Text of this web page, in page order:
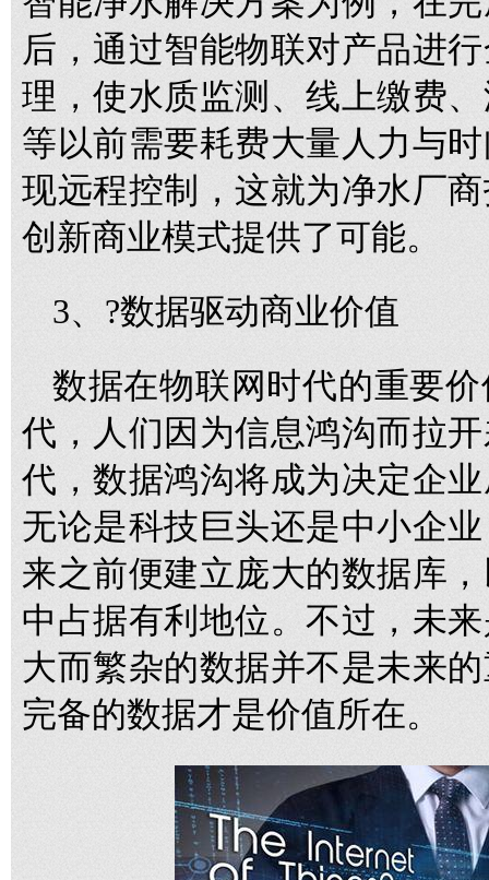
后，通过智能物联对产品进
理，使水质监测、线上缴费
等以前需要耗费大量人力与
现远程控制，这就为净水厂
创新商业模式提供了可能。
3、?数据驱动商业价值
数据在物联网时代的重要
代，人们因为信息鸿沟而拉
代，数据鸿沟将成为决定企
无论是科技巨头还是中小企
来之前便建立庞大的数据库
中占据有利地位。不过，未
大而繁杂的数据并不是未来
完备的数据才是价值所在。